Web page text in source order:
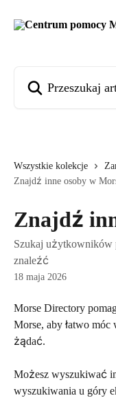
Wszystkie kolekcje
Znajdź inne osoby w
Znajdź
Szukaj użytkowników
znaleźć
18 maja 2026
Morse Directory
Morse, aby łatwo
żądać.
Możesz wyszukiwać
wyszukiwania u góry